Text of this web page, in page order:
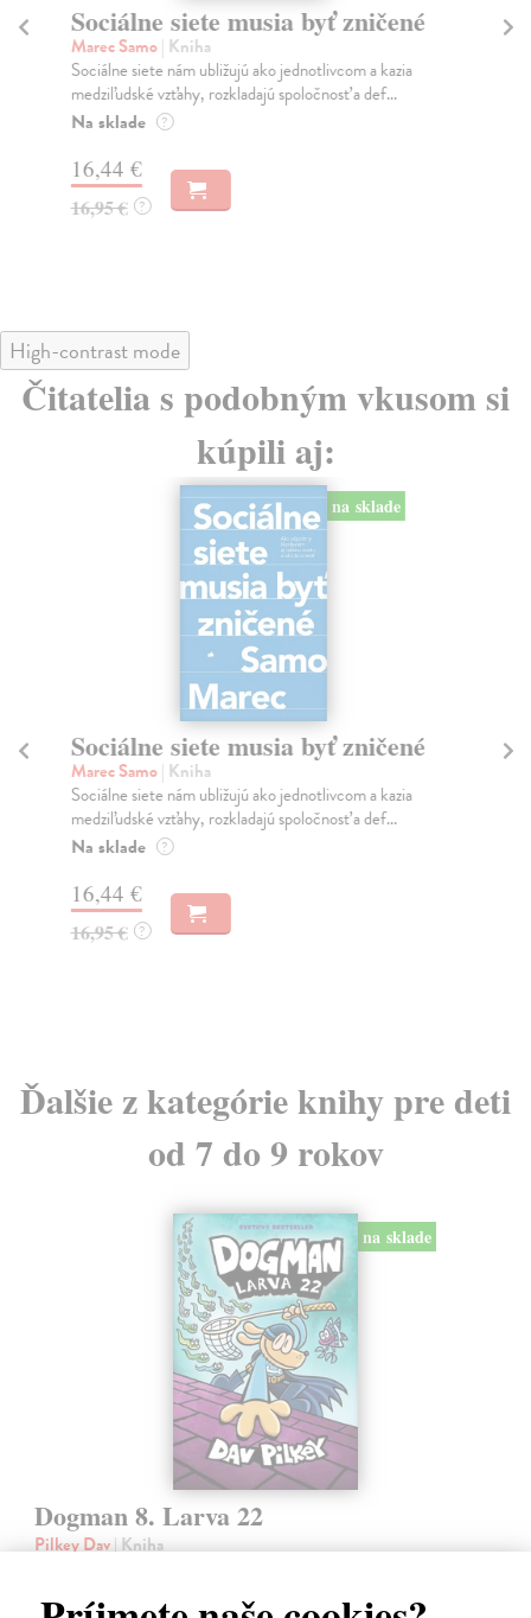
Sociálne siete musia byť zničené
Marec Samo| Kniha
Sociálne siete nám ubližujú ako jednotlivcom a kazia
medziľudské vzťahy, rozkladajú spoločnosť a def...
Na sklade ?
16,44 €
16,95 € ?
High-contrast mode
Čitatelia s podobným vkusom si
kúpili aj:
na sklade
Sociálne siete musia byť zničené
Marec Samo| Kniha
Sociálne siete nám ubližujú ako jednotlivcom a kazia
medziľudské vzťahy, rozkladajú spoločnosť a def...
Na sklade ?
16,44 €
16,95 € ?
Ďalšie z kategórie knihy pre deti
od 7 do 9 rokov
na sklade
Dogman 8. Larva 22
Pilkey Dav| Kniha